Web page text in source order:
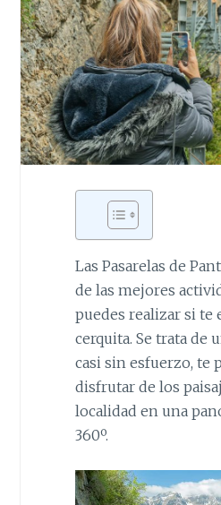
Las Pasarelas de
de las mejores
puedes realizar si te
cerquita. Se trata de
casi sin esfuerzo, te
disfrutar de los
localidad en una
360º.